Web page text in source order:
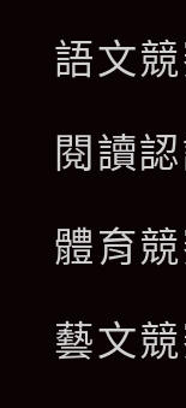
語文
閱讀
體育
藝文